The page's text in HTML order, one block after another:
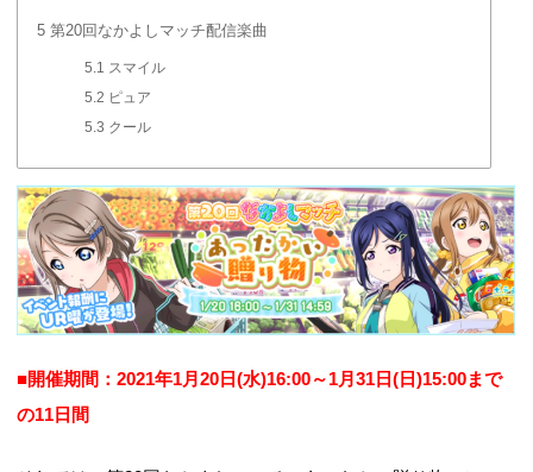
5 第20回なかよしマッチ配信楽曲
5.1 スマイル
5.2 ピュア
5.3 クール
■開催期間：2021年1月20日(水)16:00～1月31日(日)15:00まで
の11日間